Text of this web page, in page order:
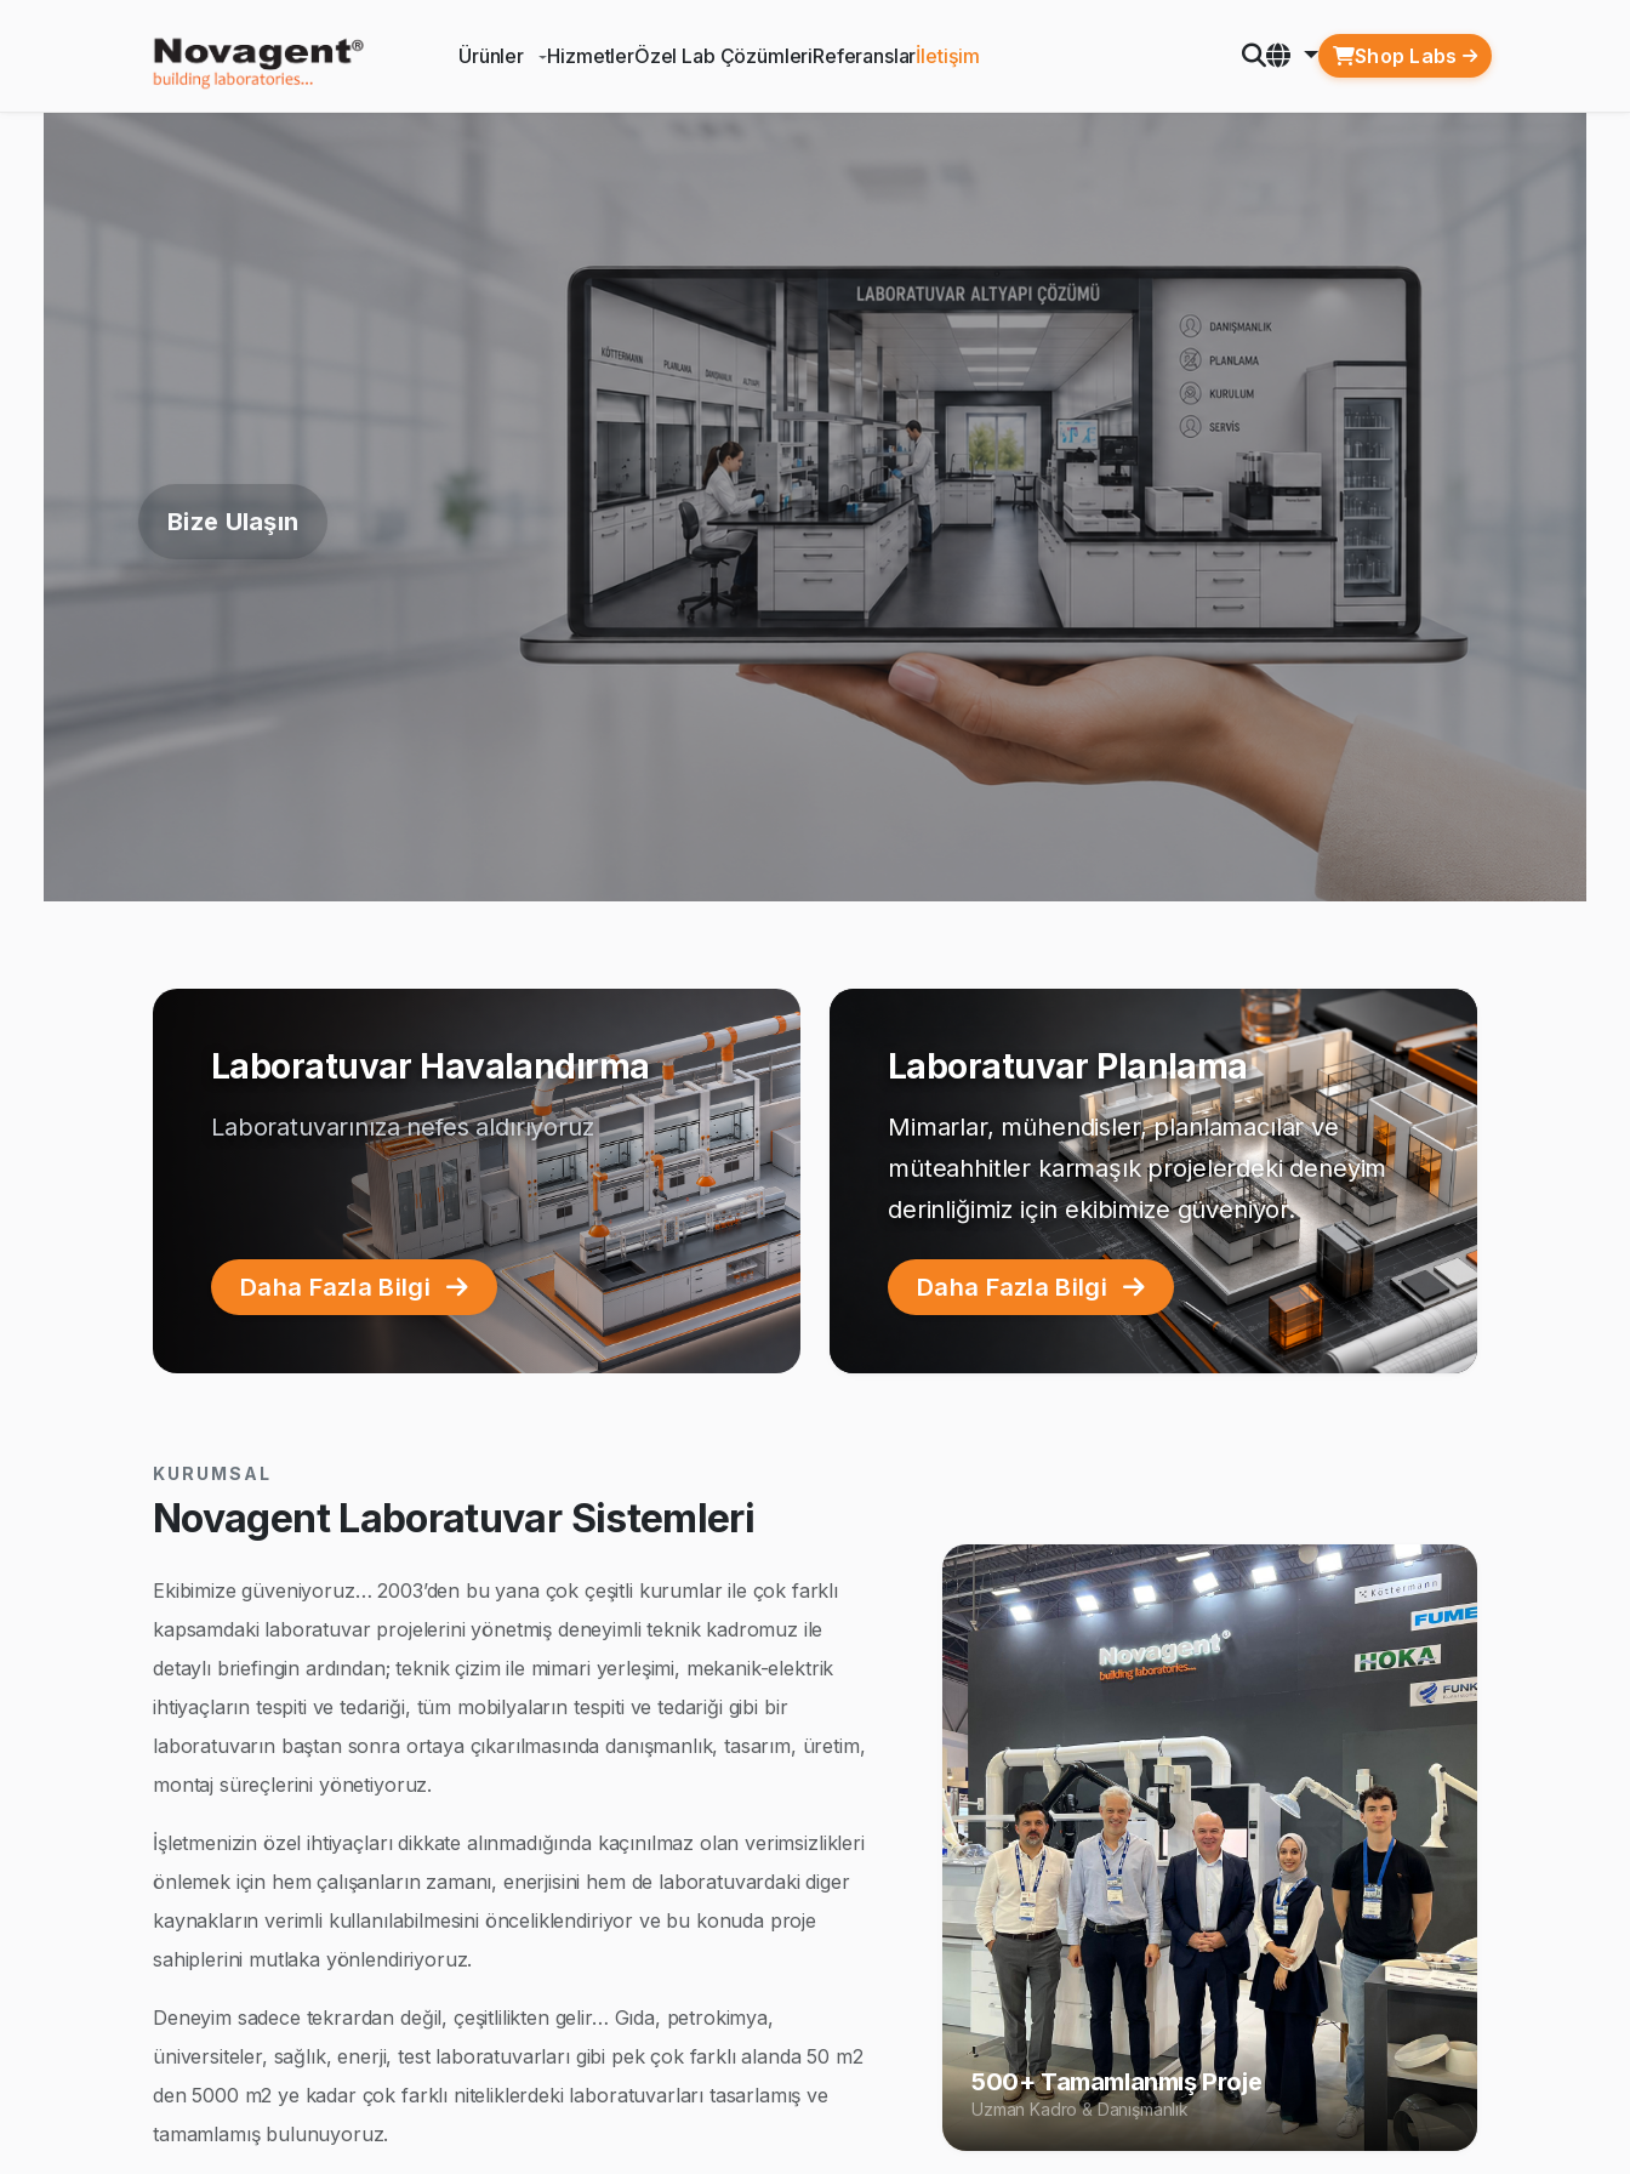
Ürünler HizmetlerÖzel Lab ÇözümleriReferanslarİletişim Shop Labs
Bize Ulaşın
Laboratuvar Havalandırma
Laboratuvarınıza nefes aldırıyoruz
Daha Fazla Bilgi
Laboratuvar Planlama
Mimarlar, mühendisler, planlamacılar ve
müteahhitler karmaşık projelerdeki deneyim
derinliğimiz için ekibimize güveniyor.
Daha Fazla Bilgi
KURUMSAL
Novagent Laboratuvar Sistemleri
Ekibimize güveniyoruz… 2003’den bu yana çok çeşitli kurumlar ile çok farklı
kapsamdaki laboratuvar projelerini yönetmiş deneyimli teknik kadromuz ile
detaylı briefingin ardından; teknik çizim ile mimari yerleşimi, mekanik-elektrik
ihtiyaçların tespiti ve tedariği, tüm mobilyaların tespiti ve tedariği gibi bir
laboratuvarın baştan sonra ortaya çıkarılmasında danışmanlık, tasarım, üretim,
montaj süreçlerini yönetiyoruz.
İşletmenizin özel ihtiyaçları dikkate alınmadığında kaçınılmaz olan verimsizlikleri
önlemek için hem çalışanların zamanı, enerjisini hem de laboratuvardaki diger
kaynakların verimli kullanılabilmesini önceliklendiriyor ve bu konuda proje
sahiplerini mutlaka yönlendiriyoruz.
Deneyim sadece tekrardan değil, çeşitlilikten gelir… Gıda, petrokimya,
üniversiteler, sağlık, enerji, test laboratuvarları gibi pek çok farklı alanda 50 m2
den 5000 m2 ye kadar çok farklı niteliklerdeki laboratuvarları tasarlamış ve
tamamlamış bulunuyoruz.
500+ Tamamlanmış Proje
Uzman Kadro & Danışmanlık